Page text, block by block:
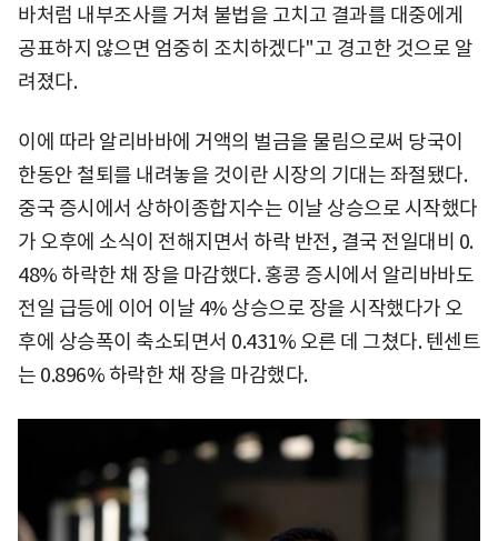
바처럼 내부조사를 거쳐 불법을 고치고 결과를 대중에게
공표하지 않으면 엄중히 조치하겠다"고 경고한 것으로 알
려졌다.
이에 따라 알리바바에 거액의 벌금을 물림으로써 당국이
한동안 철퇴를 내려놓을 것이란 시장의 기대는 좌절됐다.
중국 증시에서 상하이종합지수는 이날 상승으로 시작했다
가 오후에 소식이 전해지면서 하락 반전, 결국 전일대비 0.
48% 하락한 채 장을 마감했다. 홍콩 증시에서 알리바바도
전일 급등에 이어 이날 4% 상승으로 장을 시작했다가 오
후에 상승폭이 축소되면서 0.431% 오른 데 그쳤다. 텐센트
는 0.896% 하락한 채 장을 마감했다.